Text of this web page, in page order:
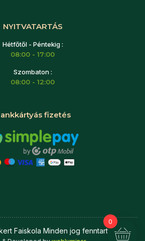
NYITVATARTÁS
Hétfőtől - Péntekig :
08:00 - 17:00
Szombaton :
08:00 - 12:00
fizetés
Faiskola Minden jog fenntartva.
0